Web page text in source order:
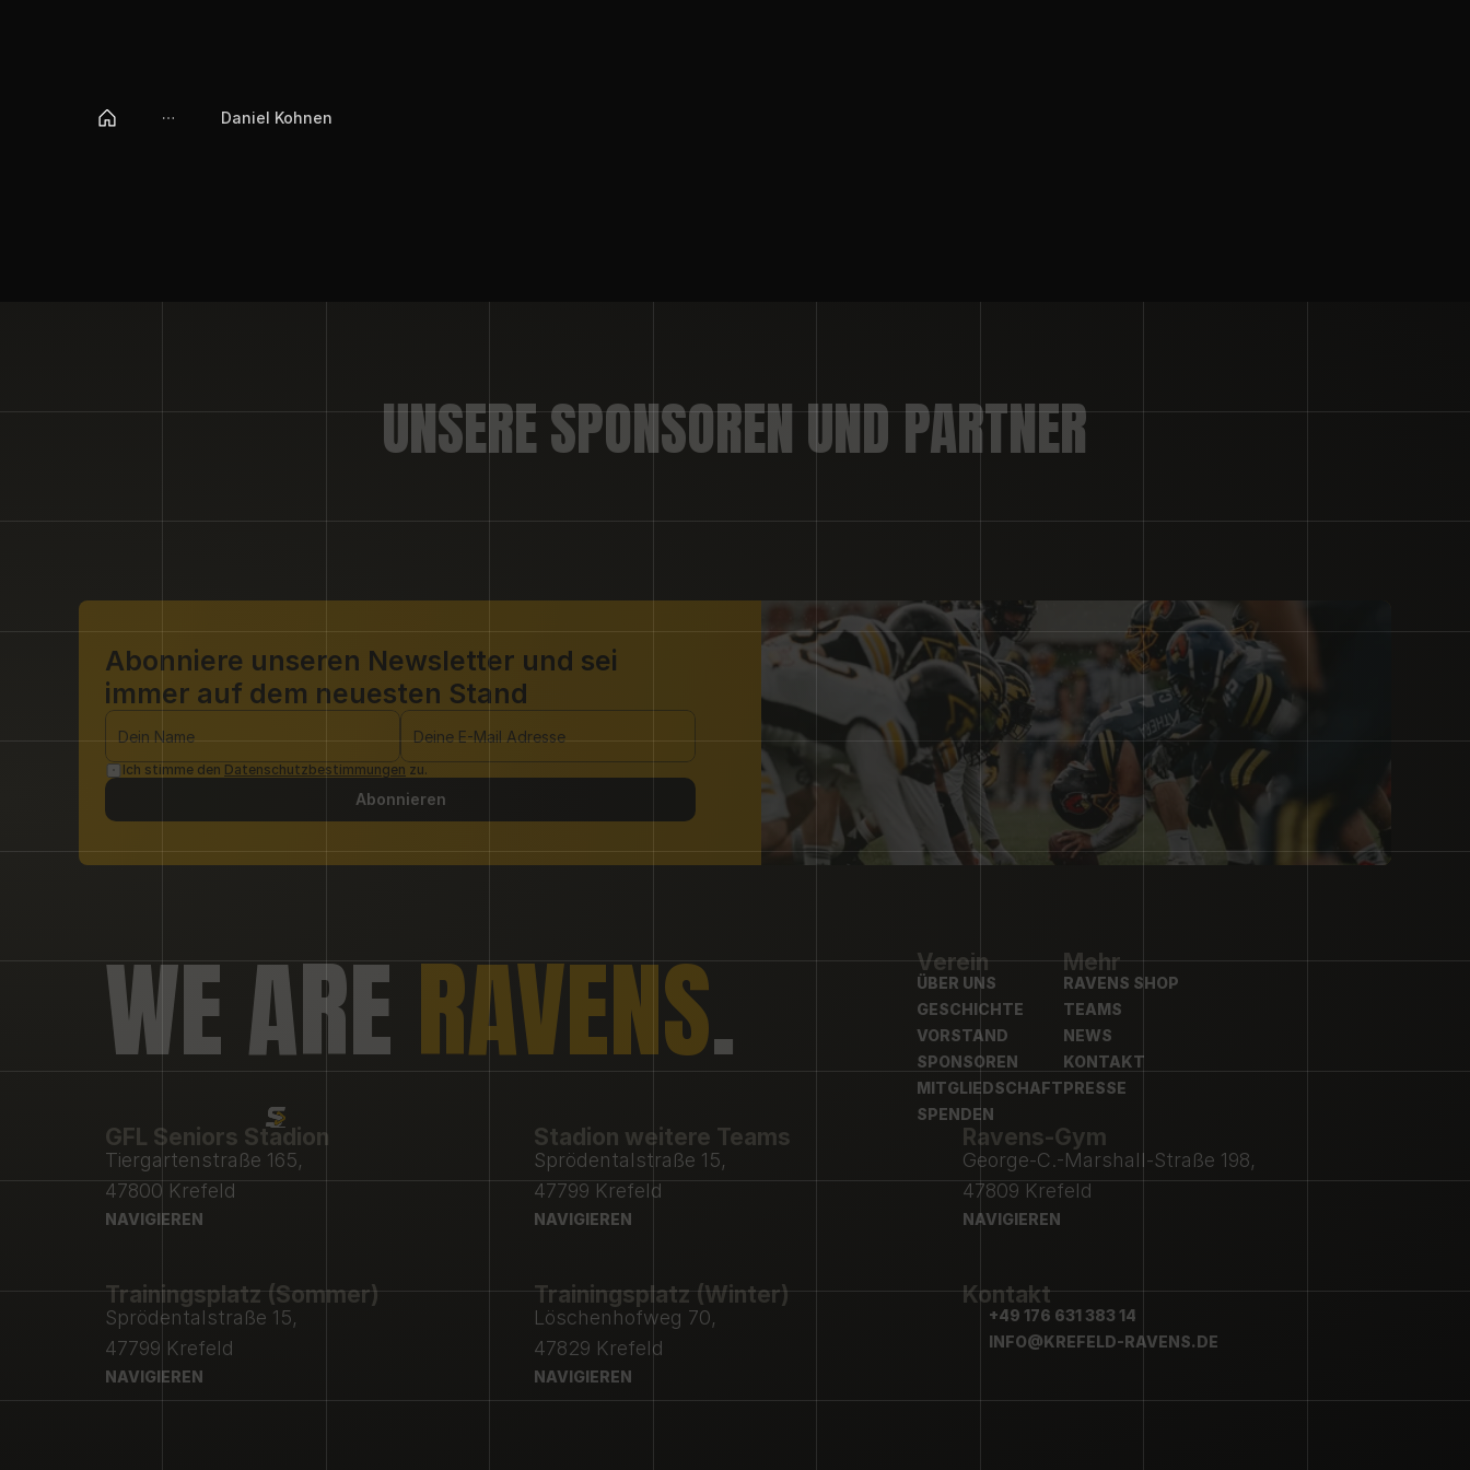
Daniel Kohnen
UNSERE SPONSOREN UND PARTNER
Abonniere unseren Newsletter und sei
immer auf dem neuesten Stand
Ich stimme den Datenschutzbestimmungen zu.
Abonnieren
WE ARE RAVENS. Verein
ÜBER UNS
ÜBER UNS
GESCHICHTE
GESCHICHTE
VORSTAND
VORSTAND
SPONSOREN
SPONSOREN
MITGLIEDSCHAFT
MITGLIEDSCHAFT
SPENDEN
SPENDEN
Mehr
RAVENS SHOP
RAVENS SHOP
TEAMS
TEAMS
NEWS
NEWS
KONTAKT
KONTAKT
PRESSE
GFL Seniors Stadion
Tiergartenstraße 165,
47800 Krefeld
NAVIGIEREN
Stadion weitere Teams
Sprödentalstraße 15,
47799 Krefeld
NAVIGIEREN
Ravens-Gym
George-C.-Marshall-Straße 198,
47809 Krefeld
NAVIGIEREN
Trainingsplatz (Sommer)
Sprödentalstraße 15,
47799 Krefeld
NAVIGIEREN
NAVIGIEREN
Trainingsplatz (Winter)
Löschenhofweg 70,
47829 Krefeld
NAVIGIEREN
NAVIGIEREN
Kontakt
+49 176 631 383 14
+49 176 631 383 14
INFO@KREFELD-RAVENS.DE